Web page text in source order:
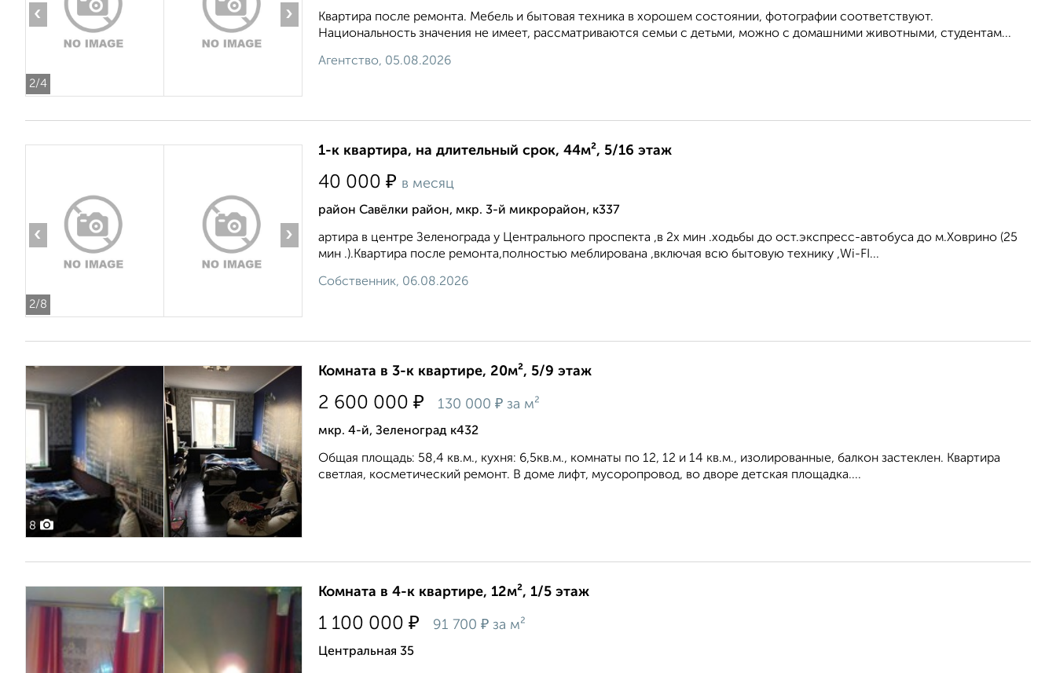
2/4
‹ ›
Квартира после ремонта. Мебель и бытовая техника в хорошем состоянии, фотографии соответствуют.
Национальность значения не имеет, рассматриваются семьи с детьми, можно с домашними животными, студентам...
Агентство, 05.08.2026
2/8
‹ ›
1-к квартира, на длительный срок, 44м², 5/16 этаж
40 000 ₽ в месяц
район Савёлки район, мкр. 3-й микрорайон, к337
артира в центре Зеленограда у Центрального проспекта ,в 2х мин .ходьбы до ост.экспресс-автобуса до м.Ховрино (25
мин .).Квартира после ремонта,полностью меблирована ,включая всю бытовую технику ,Wi-FI...
Собственник, 06.08.2026
8
Комната в 3-к квартире, 20м², 5/9 этаж
2 600 000 ₽ 130 000 ₽ за м²
мкр. 4-й, Зеленоград к432
Общая площадь: 58,4 кв.м., кухня: 6,5кв.м., комнаты по 12, 12 и 14 кв.м., изолированные, балкон застеклен. Квартира
светлая, косметический ремонт. В доме лифт, мусоропровод, во дворе детская площадка....
Комната в 4-к квартире, 12м², 1/5 этаж
1 100 000 ₽ 91 700 ₽ за м²
Центральная 35